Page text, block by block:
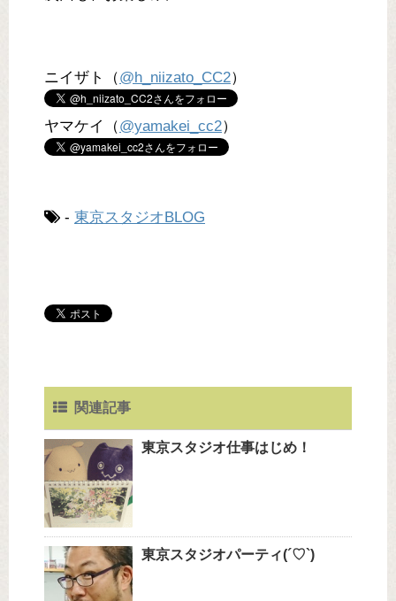
ニイザト（@h_niizato_CC2）
ヤマケイ（@yamakei_cc2）
- 東京スタジオBLOG
関連記事
東京スタジオ仕事はじめ！
東京スタジオパーティ(´♡`)